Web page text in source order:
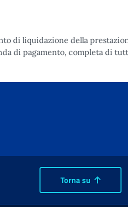
di liquidazione della
di pagamento, completa di
Torna su